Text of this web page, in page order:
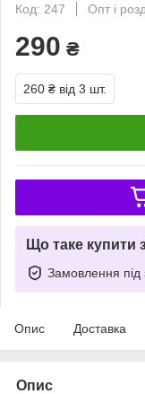
Код: 247
Опт і
290 ₴
260 ₴ від 3 шт.
Що таке купити
Замовлення під
Опис Доставка
Опис